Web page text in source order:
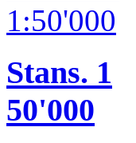
Stans. 1
50'000